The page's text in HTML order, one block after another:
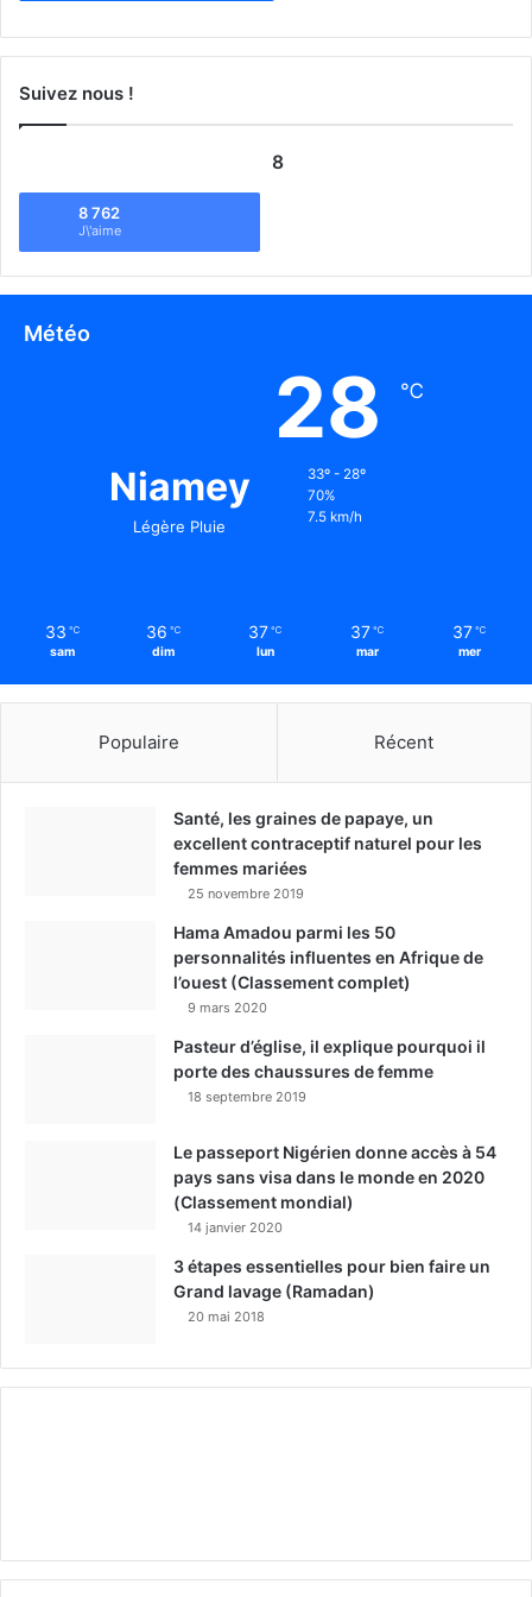
Suivez nous !
8
8 762
J\'aime
Météo
Niamey
Légère Pluie
28 ℃
33º - 28º
70%
7.5 km/h
33 ℃
sam
36 ℃
dim
37 ℃
lun
37 ℃
mar
37 ℃
mer
Populaire Récent
Santé, les graines de papaye, un
excellent contraceptif naturel pour les
femmes mariées
25 novembre 2019
Hama Amadou parmi les 50
personnalités influentes en Afrique de
l’ouest (Classement complet)
9 mars 2020
Pasteur d’église, il explique pourquoi il
porte des chaussures de femme
18 septembre 2019
Le passeport Nigérien donne accès à 54
pays sans visa dans le monde en 2020
(Classement mondial)
14 janvier 2020
3 étapes essentielles pour bien faire un
Grand lavage (Ramadan)
20 mai 2018